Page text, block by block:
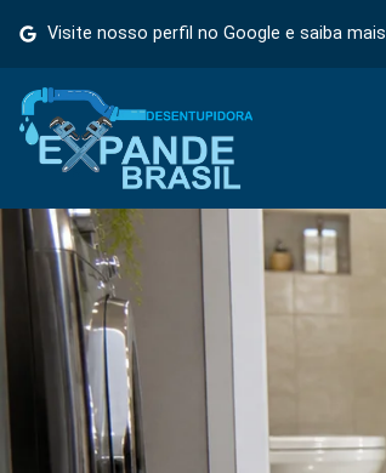
Visite nosso perfil no Google e saiba mais